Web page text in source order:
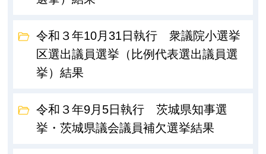
令和３年10月31日執行 衆議院小選挙
区選出議員選挙（比例代表選出議員選
挙）結果
令和３年9月5日執行 茨城県知事選
挙・茨城県議会議員補欠選挙結果